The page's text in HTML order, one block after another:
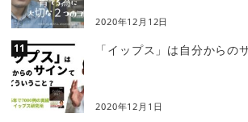
2020年12月12日
「イップス」は自分からの
2020年12月1日